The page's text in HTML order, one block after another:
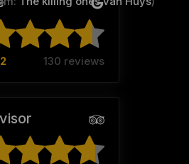
130 reviews